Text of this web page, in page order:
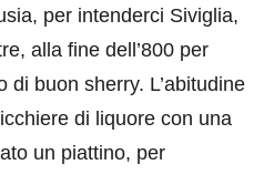
per intenderci Siviglia,
alla fine dell’800 per
di buon sherry. L’abitudine
di liquore con una
un piattino, per